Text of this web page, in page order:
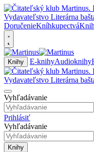
DoručenieKníhkupectvá
Knihy E-knihyAudioknihy
Vyhľadávanie
Prihlásiť
Vyhľadávanie
Knihy